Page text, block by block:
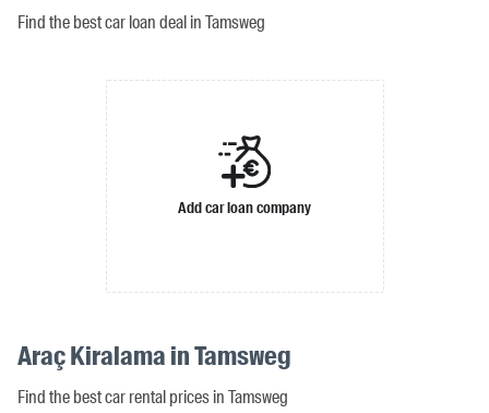
Find the best car loan deal in Tamsweg
Add car loan company
Araç Kiralama in Tamsweg
Find the best car rental prices in Tamsweg